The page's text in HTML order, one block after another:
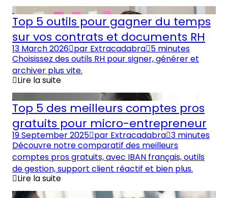
Top 5 outils pour gagner du temps
sur vos contrats et documents RH
13 March 2026 par Extracadabra 5 minutes
Choisissez des outils RH pour signer, générer et
archiver plus vite.
Lire la suite
Top 5 des meilleurs comptes pros
gratuits pour micro-entrepreneur
19 September 2025 par Extracadabra 3 minutes
Découvre notre comparatif des meilleurs
comptes pros gratuits, avec IBAN français, outils
de gestion, support client réactif et bien plus.
Lire la suite